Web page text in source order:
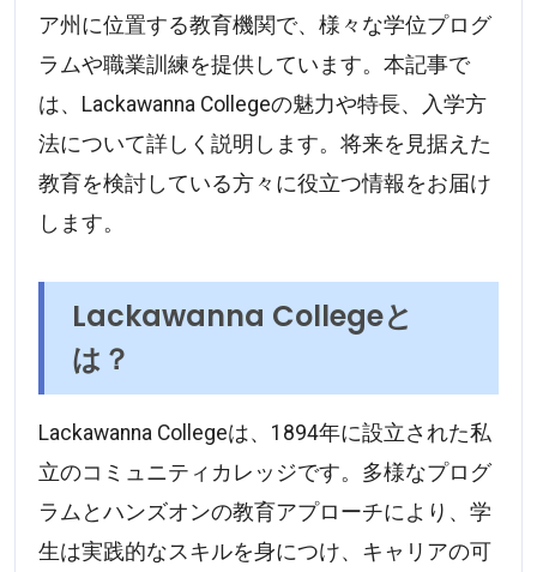
ア州に位置する教育機関で、様々な学位プログ
ラムや職業訓練を提供しています。本記事で
は、Lackawanna Collegeの魅力や特長、入学方
法について詳しく説明します。将来を見据えた
教育を検討している方々に役立つ情報をお届け
します。
Lackawanna Collegeと
は？
Lackawanna Collegeは、1894年に設立された私
立のコミュニティカレッジです。多様なプログ
ラムとハンズオンの教育アプローチにより、学
生は実践的なスキルを身につけ、キャリアの可